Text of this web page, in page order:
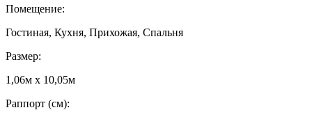
Помещение:
Гостиная, Кухня, Прихожая, Спальня
Размер:
1,06м х 10,05м
Раппорт (см):